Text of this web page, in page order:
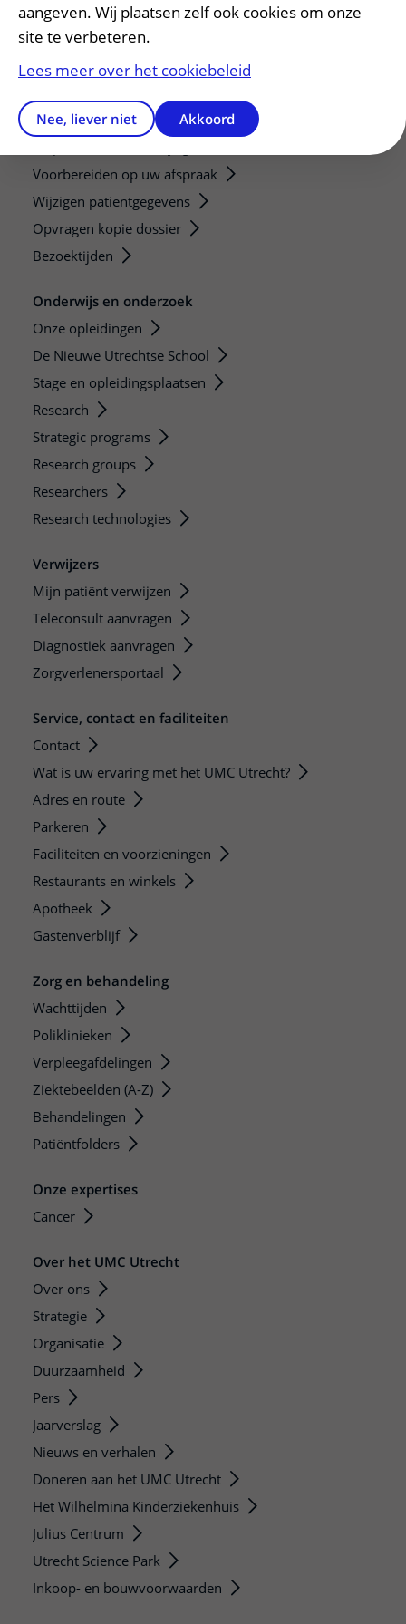
Patiënt en bezoek
Voorbereiden op uw afspraak
Wijzigen patiëntgegevens
Opvragen kopie dossier
Bezoektijden
Onderwijs en onderzoek
Onze opleidingen
De Nieuwe Utrechtse School
Stage en opleidingsplaatsen
Research
Strategic programs
Research groups
Researchers
Research technologies
Verwijzers
Mijn patiënt verwijzen
Teleconsult aanvragen
Diagnostiek aanvragen
Zorgverlenersportaal
Service, contact en faciliteiten
Contact
Wat is uw ervaring met het UMC Utrecht?
Adres en route
Parkeren
Faciliteiten en voorzieningen
Restaurants en winkels
Apotheek
Gastenverblijf
Zorg en behandeling
Wachttijden
Poliklinieken
Verpleegafdelingen
Ziektebeelden (A-Z)
Behandelingen
Patiëntfolders
Onze expertises
Cancer
Over het UMC Utrecht
Over ons
Strategie
Organisatie
Duurzaamheid
Pers
Jaarverslag
Nieuws en verhalen
Doneren aan het UMC Utrecht
Het Wilhelmina Kinderziekenhuis
Julius Centrum
Utrecht Science Park
Inkoop- en bouwvoorwaarden
aangeven. Wij plaatsen zelf ook cookies om onze
site te verbeteren.
Lees meer over het cookiebeleid
Nee, liever niet Akkoord